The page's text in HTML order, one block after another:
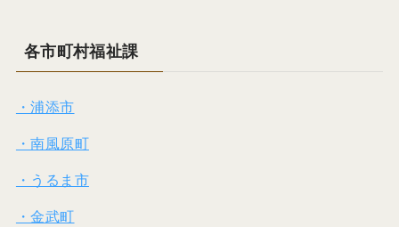
各市町村福祉課
・浦添市
・南風原町
・うるま市
・金武町